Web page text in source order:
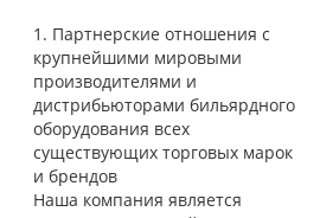
1. Партнерские отношения с
крупнейшими мировыми
производителями и
дистрибьюторами бильярдного
оборудования всех
существующих торговых марок
и брендов
Наша компания является